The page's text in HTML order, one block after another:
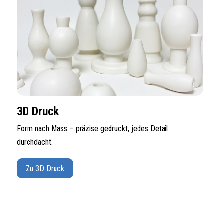
3D Druck
Form nach Mass – präzise gedruckt, jedes Detail
durchdacht.
Zu 3D Druck